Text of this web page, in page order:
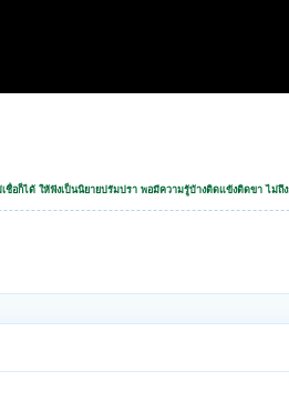
ชื่อก็ได้ ให้ฟังเป็นนิยายปรัมปรา พอมีความรู้บ้างติดแข้งติดขา ไม่ถึ